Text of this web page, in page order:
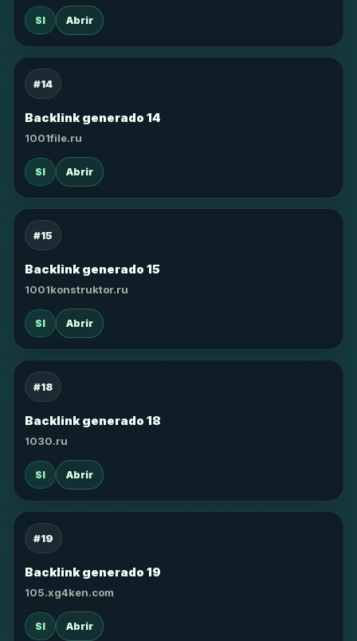
SI Abrir
#14
Backlink generado 14
1001file.ru
SI Abrir
#15
Backlink generado 15
1001konstruktor.ru
SI Abrir
#18
Backlink generado 18
1030.ru
SI Abrir
#19
Backlink generado 19
105.xg4ken.com
SI Abrir